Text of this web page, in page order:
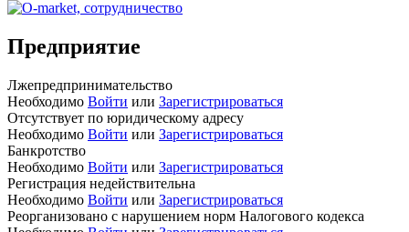
Предприятие
Лжепредпринимательство
Необходимо Войти или Зарегистрироваться
Отсутствует по юридическому адресу
Необходимо Войти или Зарегистрироваться
Банкротство
Необходимо Войти или Зарегистрироваться
Регистрация недействительна
Необходимо Войти или Зарегистрироваться
Реорганизовано с нарушением норм Налогового кодекса